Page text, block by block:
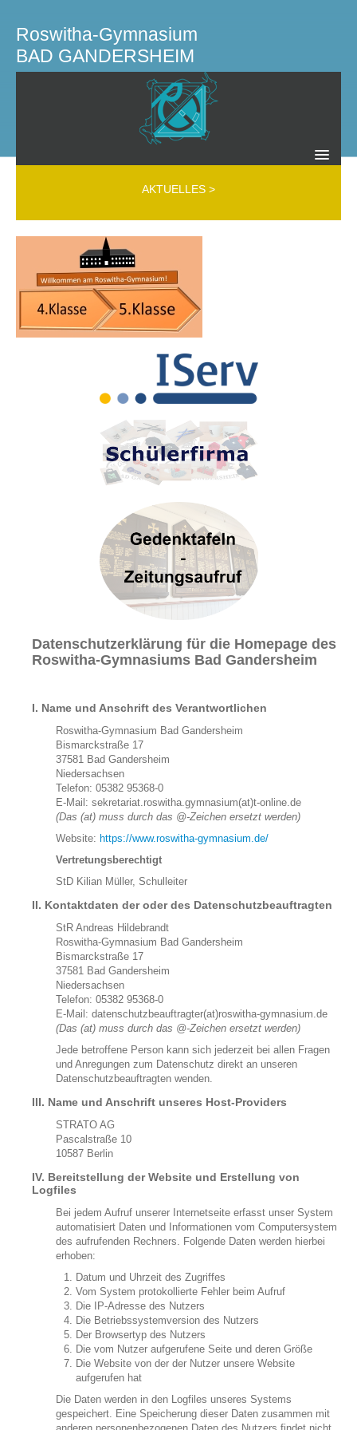
Roswitha-Gymnasium
BAD GANDERSHEIM
Mobbing Interventions Team (MIT)
Beratungslehrer
Schülerfirma
Schülervertretung
Schulelternrat
Elternverein
INFORMATIONEN & FORMULARE KONZEPTE
Schulordnung/Pausenordnung
Information & Formulare
Fächervorstellung
SCHULLEBEN & AKTUELLES
Aktuelle Berichte
Geschichte des Gymnasiums
Bibliothek
Roswitha von Gandersheim
Schüleraustausch Skegness - Bericht
Schulfahrten
Vorstellung der Schule und Fotorundgang
Bildergalerie
Abiturjahrgänge
Verpflegung
Sprachzertifikate
SEKUNDARSTUFE I
Arbeitsgemeinschaften
Qualifikationsphase
Studium Niedersachsen
INFORMATIONEN FÜR GRUNDSCHULELTERN
AKTUELLES >
Datenschutzerklärung für die Homepage des
Roswitha-Gymnasiums Bad Gandersheim
I. Name und Anschrift des Verantwortlichen
Roswitha-Gymnasium Bad Gandersheim
Bismarckstraße 17
37581 Bad Gandersheim
Niedersachsen
Telefon: 05382 95368-0
E-Mail: sekretariat.roswitha.gymnasium(at)t-online.de
(Das (at) muss durch das @-Zeichen ersetzt werden)
Website: https://www.roswitha-gymnasium.de/
Vertretungsberechtigt
StD Kilian Müller, Schulleiter
II. Kontaktdaten der oder des Datenschutzbeauftragten
StR Andreas Hildebrandt
Roswitha-Gymnasium Bad Gandersheim
Bismarckstraße 17
37581 Bad Gandersheim
Niedersachsen
Telefon: 05382 95368-0
E-Mail: datenschutzbeauftragter(at)roswitha-gymnasium.de
(Das (at) muss durch das @-Zeichen ersetzt werden)
Jede betroffene Person kann sich jederzeit bei allen Fragen
und Anregungen zum Datenschutz direkt an unseren
Datenschutzbeauftragten wenden.
III. Name und Anschrift unseres Host-Providers
STRATO AG
Pascalstraße 10
10587 Berlin
IV. Bereitstellung der Website und Erstellung von
Logfiles
Bei jedem Aufruf unserer Internetseite erfasst unser System
automatisiert Daten und Informationen vom Computersystem
des aufrufenden Rechners. Folgende Daten werden hierbei
erhoben:
Datum und Uhrzeit des Zugriffes
Vom System protokollierte Fehler beim Aufruf
Die IP-Adresse des Nutzers
Die Betriebssystemversion des Nutzers
Der Browsertyp des Nutzers
Die vom Nutzer aufgerufene Seite und deren Größe
Die Website von der der Nutzer unsere Website
aufgerufen hat
Die Daten werden in den Logfiles unseres Systems
gespeichert. Eine Speicherung dieser Daten zusammen mit